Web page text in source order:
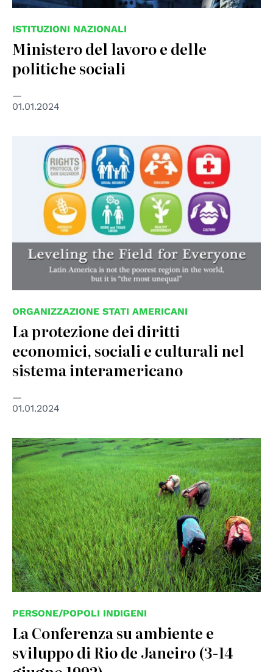
ISTITUZIONI NAZIONALI
Ministero del lavoro e delle
politiche sociali
01.01.2024
ORGANIZZAZIONE STATI AMERICANI
La protezione dei diritti
economici, sociali e culturali nel
sistema interamericano
01.01.2024
© UN photo
PERSONE/POPOLI INDIGENI
La Conferenza su ambiente e
sviluppo di Rio de Janeiro (3-14